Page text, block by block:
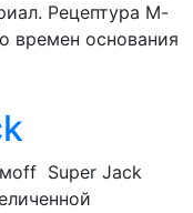
Рецептура М-
времен основания
Super Jack